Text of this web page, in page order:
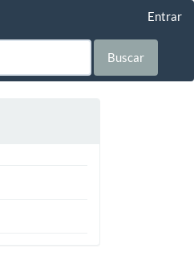
Entrar
Buscar